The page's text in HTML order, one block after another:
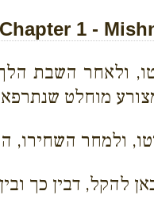
1 -
ולאחר השבת
מוחלט
ולמחר השחירו,
להקל, דבין כך